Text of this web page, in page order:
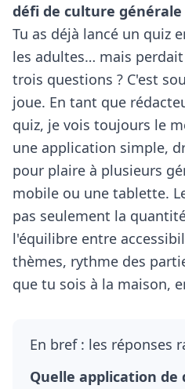
défi de culture
Tu as déjà lancé un quiz
les adultes… mais
trois questions ? C'est
joue. En tant que
quiz, je vois toujours le
une application simple,
pour plaire à plusieurs
mobile ou une tablette.
pas seulement la
l'équilibre entre
thèmes, rythme des
que tu sois à la maison,
En bref : les réponses
Quelle application de